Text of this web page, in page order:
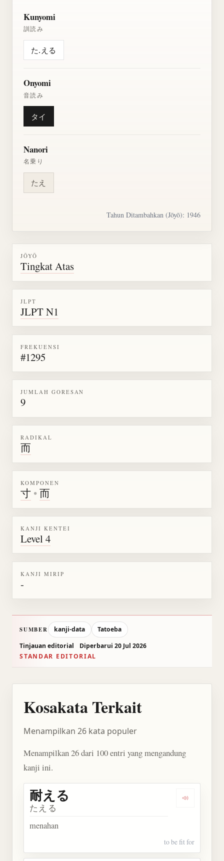
Kunyomi
訓読み
た.える
Onyomi
音読み
タイ
Nanori
名乗り
たえ
Tahun Ditambahkan (Jōyō): 1946
JŌYŌ
Tingkat Atas
JLPT
JLPT N1
FREKUENSI
#1295
JUMLAH GORESAN
9
RADIKAL
而
KOMPONEN
寸 •而
KANJI KENTEI
Level 4
KANJI MIRIP
-
SUMBER kanji-data
Tatoeba
Tinjauan editorial
Diperbarui 20 Jul 2026
STANDAR EDITORIAL
Kosakata Terkait
Menampilkan 26 kata populer
Menampilkan 26 dari 100 entri yang mengandung
kanji ini.
Dengarkan
耐える
たえる
menahan
to be fit for